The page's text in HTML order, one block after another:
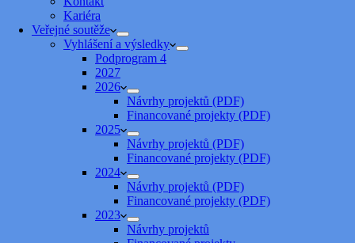
Kariéra
Veřejné soutěže
Vyhlášení a výsledky
Podprogram 4
2027
2026
Návrhy projektů (PDF)
Financované projekty (PDF)
2025
Návrhy projektů (PDF)
Financované projekty (PDF)
2024
Návrhy projektů (PDF)
Financované projekty (PDF)
2023
Návrhy projektů